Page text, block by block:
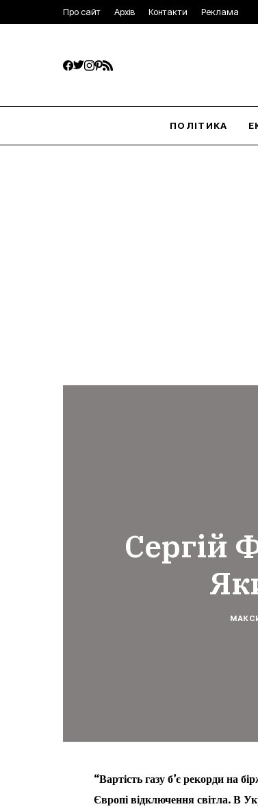
Про сайт Архів Контакти Реклама
ПОЛІТИКА
Сергій
“Вартість газу б’є рекорди на
Європі відключення світла. В